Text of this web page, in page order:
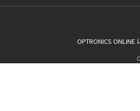
OPTRONICS ONLINE